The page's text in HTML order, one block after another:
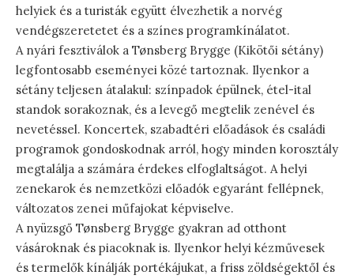
helyiek és a turisták együtt élvezhetik a norvég
vendégszeretetet és a színes programkínálatot.
A nyári fesztiválok a Tønsberg Brygge (Kikötői sétány)
legfontosabb eseményei közé tartoznak. Ilyenkor a
sétány teljesen átalakul: színpadok épülnek, étel-ital
standok sorakoznak, és a levegő megtelik zenével és
nevetéssel. Koncertek, szabadtéri előadások és családi
programok gondoskodnak arról, hogy minden korosztály
megtalálja a számára érdekes elfoglaltságot. A helyi
zenekarok és nemzetközi előadók egyaránt fellépnek,
változatos zenei műfajokat képviselve.
A nyüzsgő Tønsberg Brygge gyakran ad otthont
vásároknak és piacoknak is. Ilyenkor helyi kézművesek
és termelők kínálják portékájukat, a friss zöldségektől és